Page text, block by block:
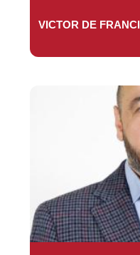
VICTOR DE